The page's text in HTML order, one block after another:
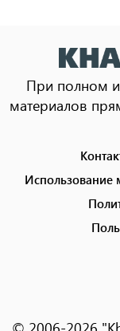
При полном
материалов
menu
Использование